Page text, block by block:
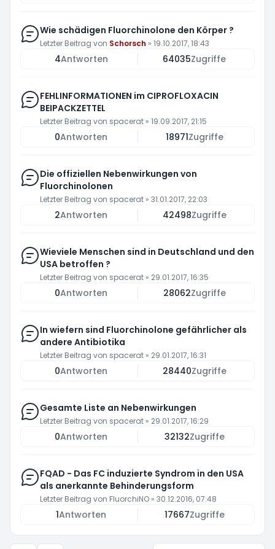
Wie schädigen Fluorchinolone den Körper ?
Letzter Beitrag von Schorsch » 19.10.2017, 18:43
4Antworten 64035Zugriffe
FEHLINFORMATIONEN im CIPROFLOXACIN
BEIPACKZETTEL
Letzter Beitrag von spacerat » 19.09.2017, 21:15
0Antworten 18971Zugriffe
Die offiziellen Nebenwirkungen von
Fluorchinolonen
Letzter Beitrag von spacerat » 31.01.2017, 22:03
2Antworten 42498Zugriffe
Wieviele Menschen sind in Deutschland und den
USA betroffen ?
Letzter Beitrag von spacerat » 29.01.2017, 16:35
0Antworten 28062Zugriffe
In wiefern sind Fluorchinolone gefährlicher als
andere Antibiotika
Letzter Beitrag von spacerat » 29.01.2017, 16:31
0Antworten 28440Zugriffe
Gesamte Liste an Nebenwirkungen
Letzter Beitrag von spacerat » 29.01.2017, 16:29
0Antworten 32132Zugriffe
FQAD - Das FC induzierte Syndrom in den USA
als anerkannte Behinderungsform
Letzter Beitrag von FluorchiNO » 30.12.2016, 07:48
1Antworten 17667Zugriffe